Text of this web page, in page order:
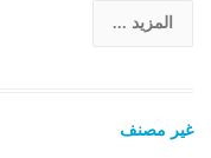
المزيد ...
غير مصنف